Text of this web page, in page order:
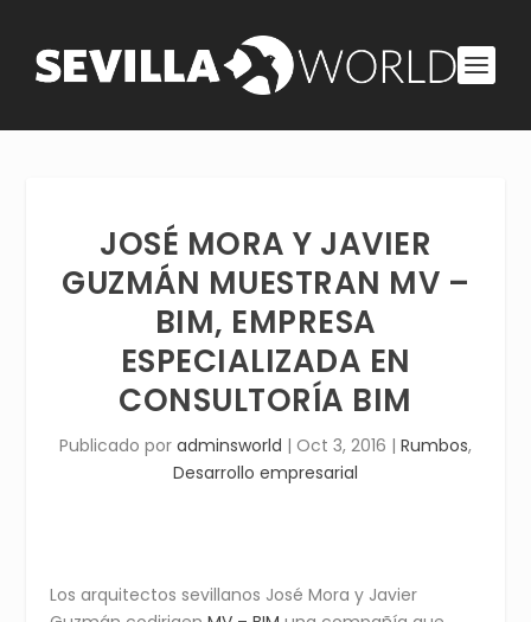
JOSÉ MORA Y JAVIER
GUZMÁN MUESTRAN MV –
BIM, EMPRESA
ESPECIALIZADA EN
CONSULTORÍA BIM
Publicado por adminsworld | Oct 3, 2016 | Rumbos,
Desarrollo empresarial
Los arquitectos sevillanos José Mora y Javier